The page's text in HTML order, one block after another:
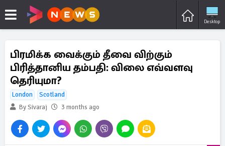
Desktop
பிரமிக்க வைக்கும் தீவை விற்கும்
பிரித்தானிய தம்பதி: விலை எவ்வளவு
தெரியுமா?
London
Scotland
By Sivaraj
3 months ago